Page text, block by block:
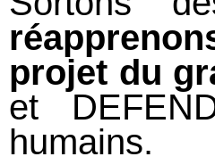
projet du
et
humains.